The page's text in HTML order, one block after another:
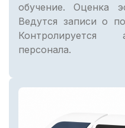
обучение. Оценка
Ведутся записи о
Контролируется
персонала.